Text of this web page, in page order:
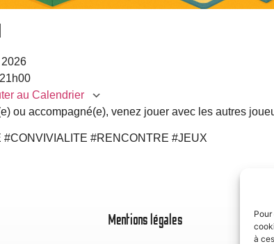
à
2026
au Calendrier
ICS
Calendrier Google
ou accompagné(e), venez jouer avec les autres
#CONVIVIALITE #RENCONTRE #JEUX
Mentions légales